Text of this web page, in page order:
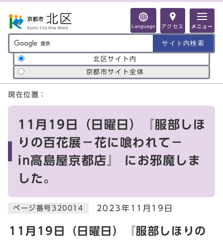
Language アクセス メニュー
サイト内検索の範囲
北区サイト内
京都市サイト全体
ここから本文です
現在位置：
11月19日（日曜日）『服部しほ
りの百花展－花に喰われて－
in高島屋京都店』 にお邪魔しま
した。
ページ番号320014 2023年11月19日
11月19日（日曜日）『服部しほりの